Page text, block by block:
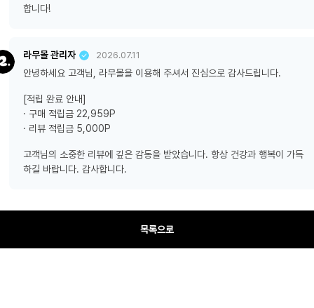
합니다!
라무몰 관리자 2026.07.11
안녕하세요 고객님, 라무몰을 이용해 주셔서 진심으로 감사드립니다.
[적립 완료 안내]
· 구매 적립금 22,959P
· 리뷰 적립금 5,000P
고객님의 소중한 리뷰에 깊은 감동을 받았습니다. 항상 건강과 행복이 가득
하길 바랍니다. 감사합니다.
목록으로